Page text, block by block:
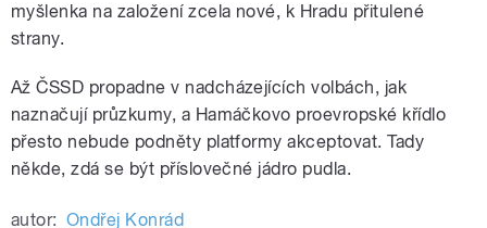
myšlenka na založení zcela nové, k Hradu přitulené
strany.
Až ČSSD propadne v nadcházejících volbách, jak
naznačují průzkumy, a Hamáčkovo proevropské křídlo
přesto nebude podněty platformy akceptovat. Tady
někde, zdá se být příslovečné jádro pudla.
autor: Ondřej Konrád